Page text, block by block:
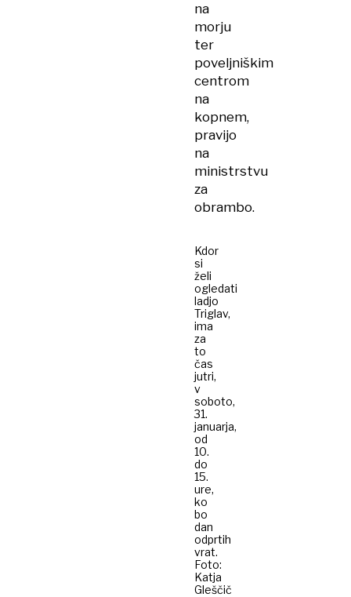
na
morju
ter
poveljniškim
centrom
na
kopnem,
pravijo
na
ministrstvu
za
obrambo.
Kdor
si
želi
ogledati
ladjo
Triglav,
ima
za
to
čas
jutri,
v
soboto,
31.
januarja,
od
10.
do
15.
ure,
ko
bo
dan
odprtih
vrat.
Foto:
Katja
Gleščič